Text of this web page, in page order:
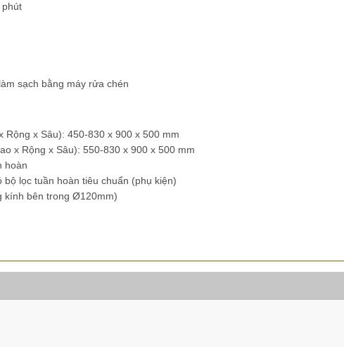
sạch bằng máy rửa chén
x Sâu): 450-830 x 900 x 500 mm
x Rộng x Sâu): 550-830 x 900 x 500 mm
hoàn
lọc tuần hoàn tiêu chuẩn (phụ kiện)
bên trong Ø120mm)